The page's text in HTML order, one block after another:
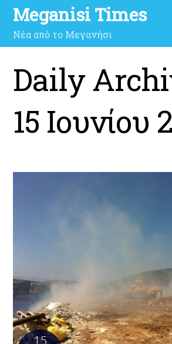
Meganisi Times
Νέα από το Μεγανήσι
Daily
15 Ιουνίου
15